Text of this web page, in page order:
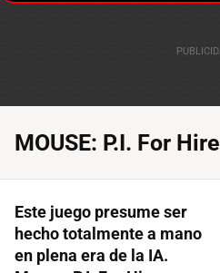
MOUSE: P.I. For Hire
Este juego presume ser
hecho totalmente a mano
en plena era de la IA.